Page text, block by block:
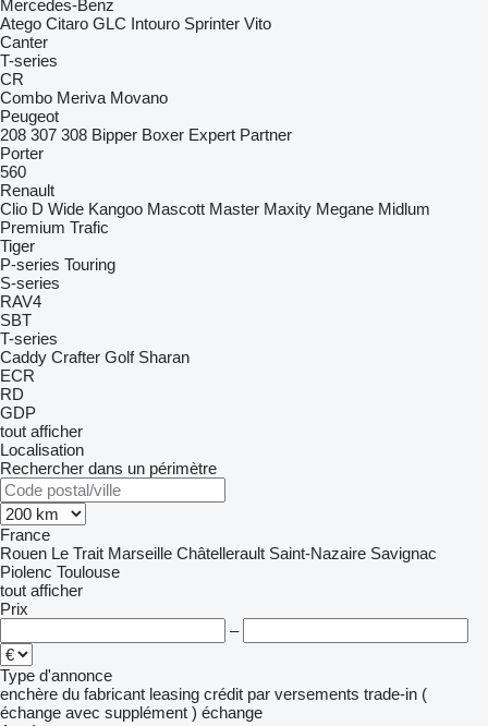
Mercedes-Benz
Atego Citaro GLC Intouro Sprinter Vito
Canter
T-series
CR
Combo Meriva Movano
Peugeot
208 307 308 Bipper Boxer Expert Partner
Porter
560
Renault
Clio D Wide Kangoo Mascott Master Maxity Megane Midlum
Premium Trafic
Tiger
P-series Touring
S-series
RAV4
SBT
T-series
Caddy Crafter Golf Sharan
ECR
RD
GDP
tout afficher
Localisation
Rechercher dans un périmètre
France
Rouen Le Trait Marseille Châtellerault Saint-Nazaire Savignac
Piolenc Toulouse
tout afficher
Prix
–
Type d'annonce
enchère du fabricant leasing crédit par versements trade-in (
échange avec supplément ) échange